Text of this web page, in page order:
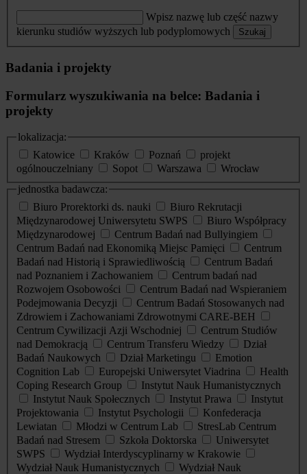
Wpisz nazwę lub część nazwy
kierunku studiów wyższych lub podyplomowych
Szukaj
Badania i projekty
Formularz wyszukiwania na belce: Badania i
projekty
lokalizacja:
Katowice
Kraków Poznań
projekt
ogólnouczelniany
Sopot Warszawa
Wrocław
jednostka badawcza:
Biuro Prorektorki ds. nauki
Biuro Rekrutacji
Międzynarodowej Uniwersytetu SWPS
Biuro Współpracy
Międzynarodowej
Centrum Badań nad Bullyingiem
Centrum Badań nad Ekonomiką Miejsc Pamięci
Centrum
Badań nad Historią i Sprawiedliwością
Centrum Badań
nad Poznaniem i Zachowaniem
Centrum badań nad
Rozwojem Osobowości
Centrum Badań nad Wspieraniem
Podejmowania Decyzji
Centrum Badań Stosowanych nad
Zdrowiem i Zachowaniami Zdrowotnymi CARE-BEH
Centrum Cywilizacji Azji Wschodniej
Centrum Studiów
nad Demokracją
Centrum Transferu Wiedzy
Dział
Badań Naukowych
Dział Marketingu
Emotion
Cognition Lab
Europejski Uniwersytet Viadrina
Health
Coping Research Group
Instytut Nauk Humanistycznych
Instytut Nauk Społecznych
Instytut Prawa
Instytut
Projektowania
Instytut Psychologii
Konfederacja
Lewiatan
Młodzi w Centrum Lab
StresLab Centrum
Badań nad Stresem
Szkoła Doktorska
Uniwersytet
SWPS
Wydział Interdyscyplinarny w Krakowie
Wydział Nauk Humanistycznych
Wydział Nauk